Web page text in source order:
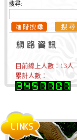
搜尋:
目前線上人數： 13人
累計人數：